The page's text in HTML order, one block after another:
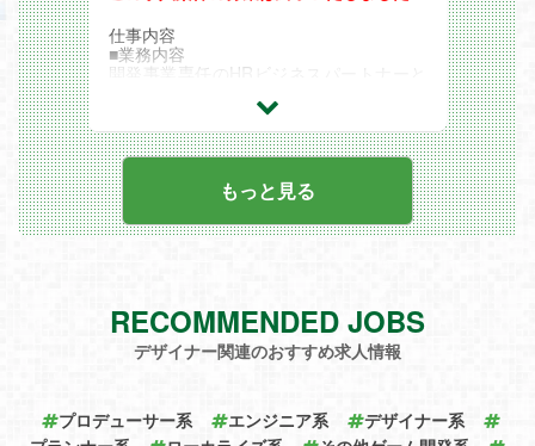
仕事内容
■業務内容
開発事業専任のHRビジネスパートナーと
生産性向上に向けて、『ヒト』『モノ』
『カネ』を最大活用できる人材管理、人材
開発、・労務・制度設計支援、運用サポー
トなど、あらゆる人事領域における「事業
戦略支援」に従事いただきます。
今回募集のポジションでは事業拡大に伴い
主に以下の領域についてご担当いただきま
把握、ピープルケア ・タレントマネジメ
ントのファシリテーション
③関係部署と連携した組織開発施策や浸透
■開発人事部のミッション
カプコンにおける開発人事部とは、人事の
もっと見る
RECOMMENDED JOBS
デザイナー関連のおすすめ求人情報
プロデューサー系 エンジニア系
デザイナー系